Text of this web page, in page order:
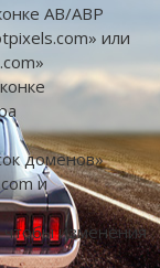
AB/ABP
или
доменов»
и
чтобы изменения